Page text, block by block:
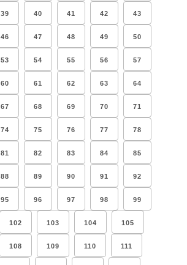
39 40 41 42 43
46 47 48 49 50
53 54 55 56 57
60 61 62 63 64
67 68 69 70 71
74 75 76 77 78
81 82 83 84 85
88 89 90 91 92
95 96 97 98 99
102 103 104 105
108 109 110 111